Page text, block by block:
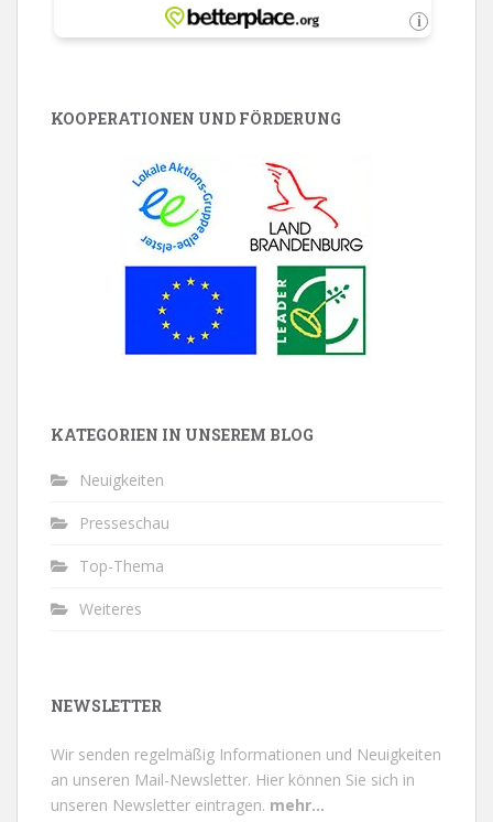
KOOPERATIONEN UND FÖRDERUNG
KATEGORIEN IN UNSEREM BLOG
Neuigkeiten
Presseschau
Top-Thema
Weiteres
NEWSLETTER
Wir senden regelmäßig Informationen und Neuigkeiten
an unseren Mail-Newsletter. Hier können Sie sich in
unseren Newsletter eintragen. mehr...